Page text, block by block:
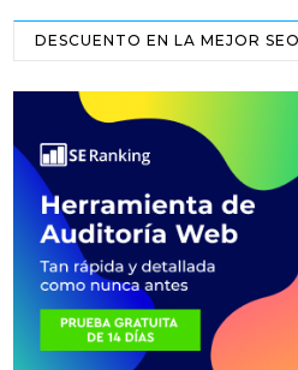
DESCUENTO EN LA MEJOR